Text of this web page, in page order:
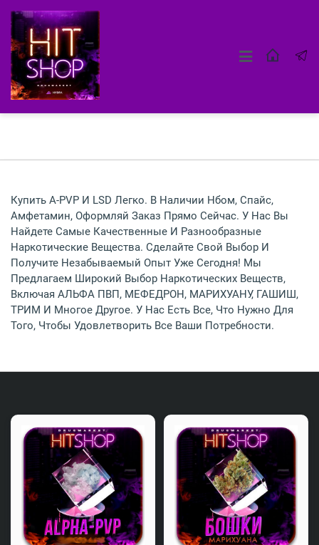
Купить A-PVP И LSD Легко. В Наличии Нбом, Спайс,
Амфетамин, Оформляй Заказ Прямо Сейчас. У Нас Вы
Найдете Самые Качественные И Разнообразные
Наркотические Вещества. Сделайте Свой Выбор И
Получите Незабываемый Опыт Уже Сегодня! Мы
Предлагаем Широкий Выбор Наркотических Веществ,
Включая АЛЬФА ПВП, МЕФЕДРОН, МАРИХУАНУ, ГАШИШ,
ТРИМ И Многое Другое. У Нас Есть Все, Что Нужно Для
Того, Чтобы Удовлетворить Все Ваши Потребности.